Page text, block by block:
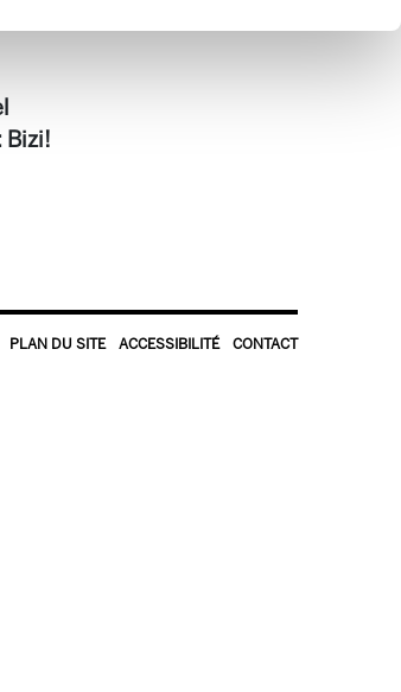
Bizi!
PLAN DU SITE ACCESSIBILITÉ CONTACT